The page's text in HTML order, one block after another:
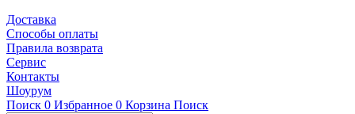
Доставка
Способы оплаты
Правила возврата
Сервис
Контакты
Шоурум
Поиск 0 Избранное 0 Корзина Поиск